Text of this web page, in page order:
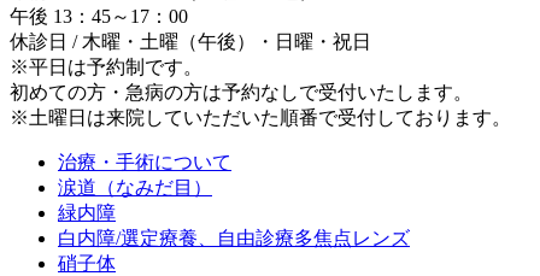
午後 13：45～17：00
休診日 / 木曜・土曜（午後）・日曜・祝日
※平日は予約制です。
初めての方・急病の方は予約なしで受付いたします。
※土曜日は来院していただいた順番で受付しております。
治療・手術について
涙道（なみだ目）
緑内障
白内障/選定療養、自由診療多焦点レンズ
硝子体